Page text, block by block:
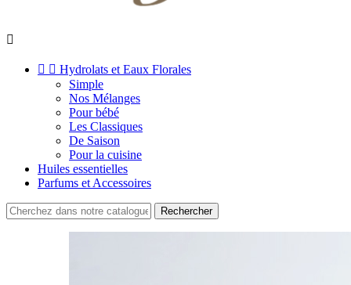

  Hydrolats et Eaux Florales
Simple
Nos Mélanges
Pour bébé
Les Classiques
De Saison
Pour la cuisine
Huiles essentielles
Parfums et Accessoires
Rechercher